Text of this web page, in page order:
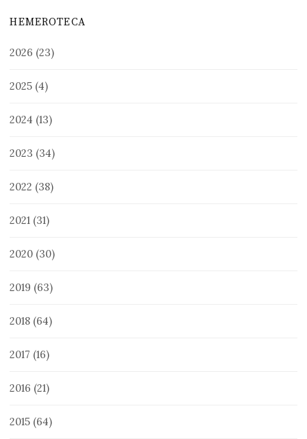
HEMEROTECA
2026 (23)
2025 (4)
2024 (13)
2023 (34)
2022 (38)
2021 (31)
2020 (30)
2019 (63)
2018 (64)
2017 (16)
2016 (21)
2015 (64)